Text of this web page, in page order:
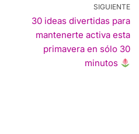
SIGUIENTE
30 ideas divertidas para
mantenerte activa esta
primavera en sólo 30
minutos